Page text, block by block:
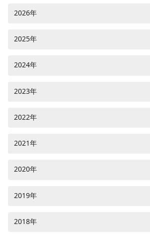
2026年
2025年
2024年
2023年
2022年
2021年
2020年
2019年
2018年